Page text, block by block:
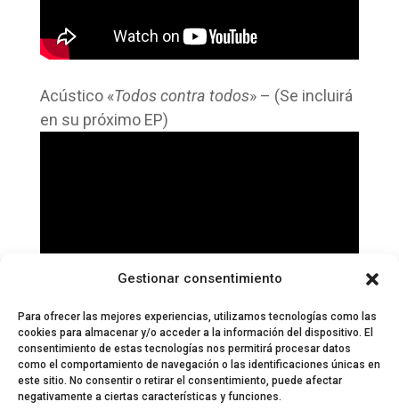
Gestionar consentimiento
Para ofrecer las mejores experiencias, utilizamos tecnologías como las
cookies para almacenar y/o acceder a la información del dispositivo. El
consentimiento de estas tecnologías nos permitirá procesar datos
como el comportamiento de navegación o las identificaciones únicas en
este sitio. No consentir o retirar el consentimiento, puede afectar
negativamente a ciertas características y funciones.
Acústico «Todos contra todos» – (Se incluirá
en su próximo EP)